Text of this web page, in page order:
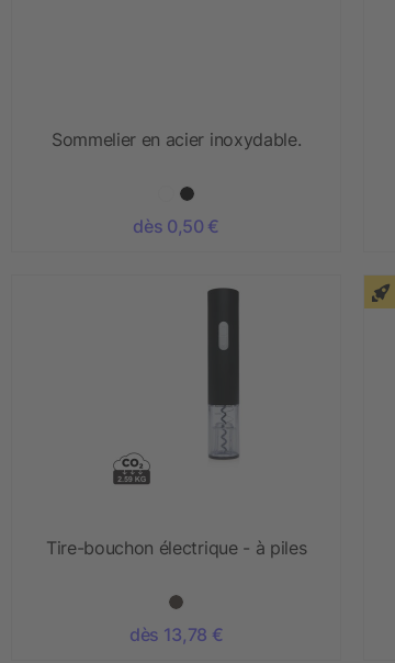
Sommelier en acier inoxydable.
dès 0,50 €
Tire-bouchon électrique - à piles
dès 13,78 €